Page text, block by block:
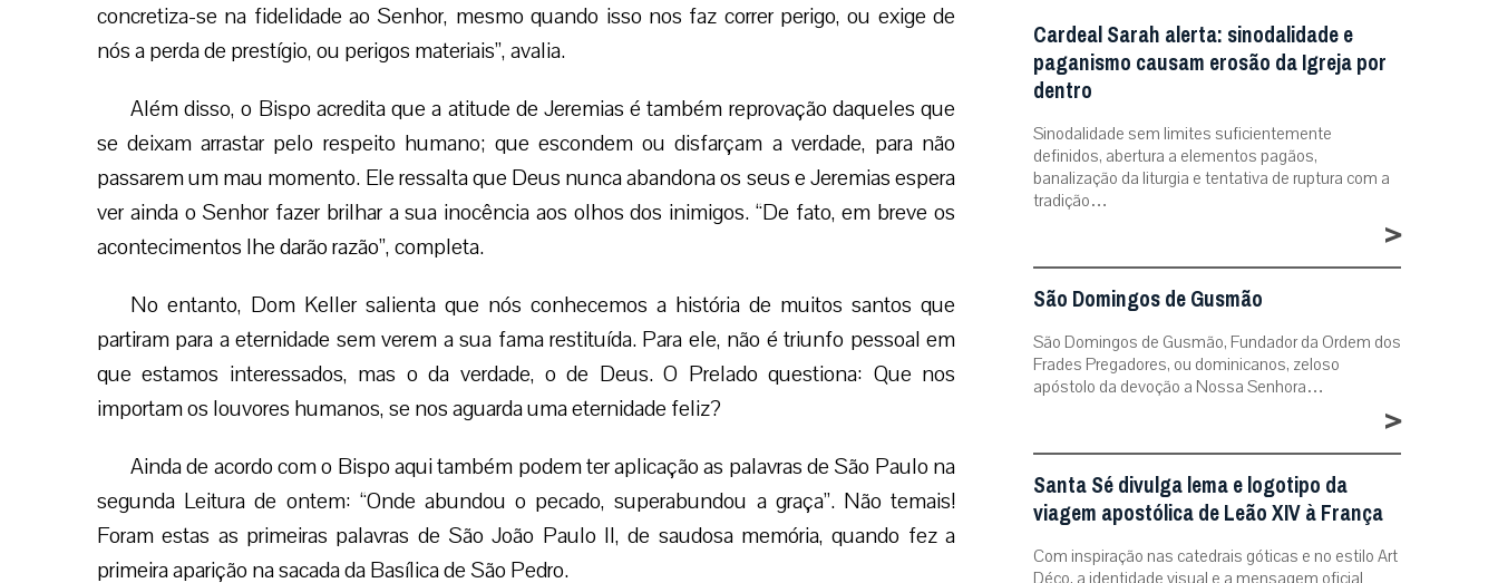
concretiza-se na fidelidade ao Senhor, mesmo quando isso nos faz correr perigo, ou exige de
nós a perda de prestígio, ou perigos materiais”, avalia.
Além disso, o Bispo acredita que a atitude de Jeremias é também reprovação daqueles que
se deixam arrastar pelo respeito humano; que escondem ou disfarçam a verdade, para não
passarem um mau momento. Ele ressalta que Deus nunca abandona os seus e Jeremias espera
ver ainda o Senhor fazer brilhar a sua inocência aos olhos dos inimigos. “De fato, em breve os
acontecimentos lhe darão razão”, completa.
No entanto, Dom Keller salienta que nós conhecemos a história de muitos santos que
partiram para a eternidade sem verem a sua fama restituída. Para ele, não é triunfo pessoal em
que estamos interessados, mas o da verdade, o de Deus. O Prelado questiona: Que nos
importam os louvores humanos, se nos aguarda uma eternidade feliz?
Ainda de acordo com o Bispo aqui também podem ter aplicação as palavras de São Paulo na
segunda Leitura de ontem: “Onde abundou o pecado, superabundou a graça”. Não temais!
Foram estas as primeiras palavras de São João Paulo II, de saudosa memória, quando fez a
primeira aparição na sacada da Basílica de São Pedro.
Cardeal Sarah alerta: sinodalidade e
paganismo causam erosão da Igreja por
dentro
Sinodalidade sem limites suficientemente
definidos, abertura a elementos pagãos,
banalização da liturgia e tentativa de ruptura com a
tradição…
>
São Domingos de Gusmão
São Domingos de Gusmão, Fundador da Ordem dos
Frades Pregadores, ou dominicanos, zeloso
apóstolo da devoção a Nossa Senhora…
>
Santa Sé divulga lema e logotipo da
viagem apostólica de Leão XIV à França
Com inspiração nas catedrais góticas e no estilo Art
Déco, a identidade visual e a mensagem oficial